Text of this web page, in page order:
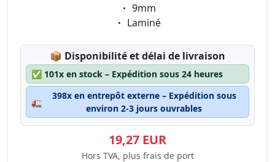
Eigenschaft:
9mm
Eigenschaft:
Laminé
📦 Lagerstatus:
Disponibilité et délai de livraison
✅ 101x en stock – Expédition sous 24 heures
🚛
398x en entrepôt externe – Expédition sous
environ 2-3 jours ouvrables
19,27 EUR
Hors TVA, plus frais de port